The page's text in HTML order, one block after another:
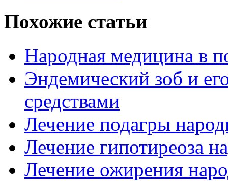
Похожие статьи
Народная медицина в
Эндемический зоб и
средствами
Лечение подагры
Лечение гипотиреоза
Лечение ожирения